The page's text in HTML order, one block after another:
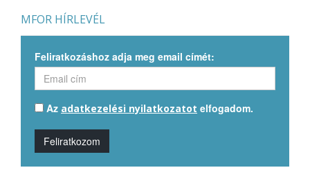
MFOR HÍRLEVÉL
Feliratkozáshoz adja meg email címét:
Az adatkezelési nyilatkozatot elfogadom.
Feliratkozom